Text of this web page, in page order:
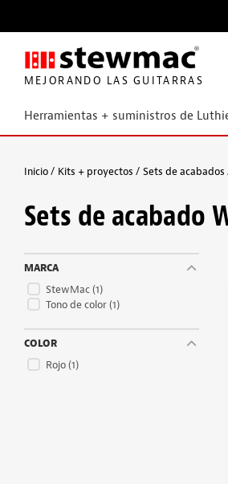
MEJORANDO LAS GUITARRAS
Herramientas + suministros de
Inicio Kits + proyectos Sets de acabados
Sets de acabado
MARCA
StewMac(1)
Tono de color(1)
COLOR
Rojo(1)